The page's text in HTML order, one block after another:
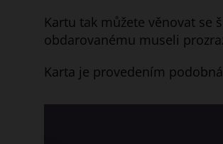
Kartu tak můžete věnovat se
obdarovanému museli
Karta je provedením